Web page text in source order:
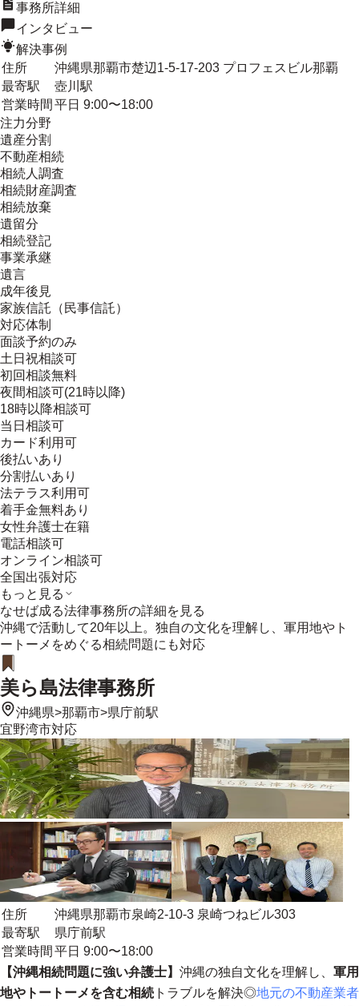
事務所詳細
インタビュー
解決事例
住所
沖縄県那覇市楚辺1-5-17-203 プロフェスビル那覇
最寄駅
壺川駅
営業時間 平日 9:00〜18:00
注力分野
遺産分割
不動産相続
相続人調査
相続財産調査
相続放棄
遺留分
相続登記
事業承継
遺言
成年後見
家族信託（民事信託）
対応体制
面談予約のみ
土日祝相談可
初回相談無料
夜間相談可(21時以降)
18時以降相談可
当日相談可
カード利用可
後払いあり
分割払いあり
法テラス利用可
着手金無料あり
女性弁護士在籍
電話相談可
オンライン相談可
全国出張対応
もっと見る
なせば成る法律事務所の詳細を見る
沖縄で活動して20年以上。独自の文化を理解し、軍用地やト
ートーメをめぐる相続問題にも対応
美ら島法律事務所
沖縄県>那覇市>県庁前駅
宜野湾市対応
住所
沖縄県那覇市泉崎2-10-3 泉崎つねビル303
最寄駅
県庁前駅
営業時間 平日 9:00〜18:00
【沖縄相続問題に強い弁護士】 沖縄の独自文化を理解し、 軍用
地やトートーメを含む相続 トラブルを解決◎地元の不動産業者